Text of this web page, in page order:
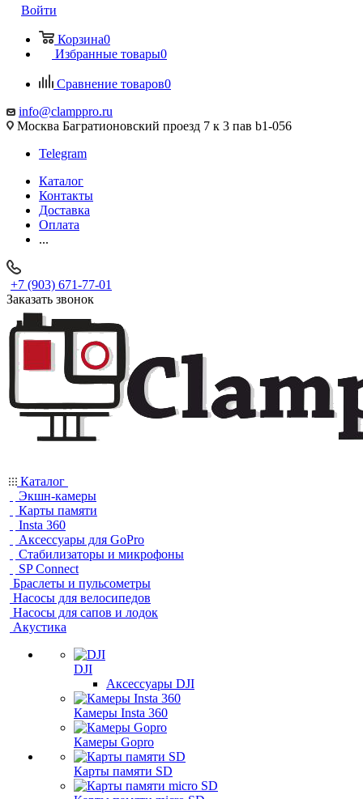
Войти
Корзина0
Избранные товары0
Сравнение товаров0
info@clamppro.ru
Москва Багратионовский проезд 7 к 3 пав b1-056
Telegram
Каталог
Контакты
Доставка
Оплата
...
+7 (903) 671-77-01
Заказать звонок
Каталог
Экшн-камеры
Карты памяти
Insta 360
Аксессуары для GoPro
Стабилизаторы и микрофоны
SP Connect
Браслеты и пульсометры
Насосы для велосипедов
Насосы для сапов и лодок
Акустика
DJI
Аксессуары DJI
Камеры Insta 360
Камеры Gopro
Карты памяти SD